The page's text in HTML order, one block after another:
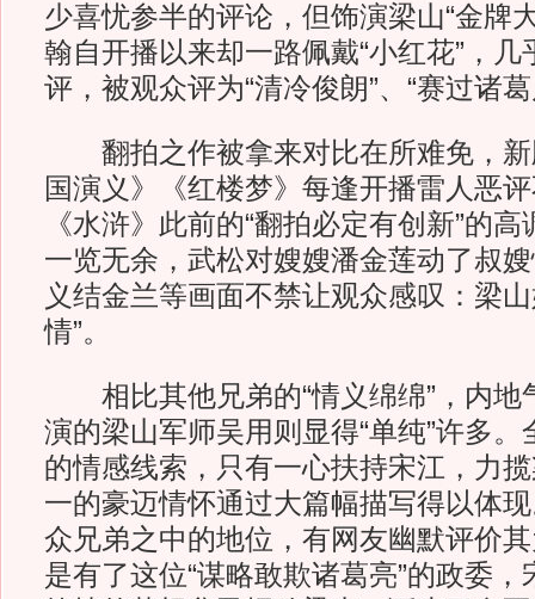
少喜忧参半的评论，但饰演梁山“金牌
翰自开播以来却一路佩戴“小红花”，
评，被观众评为“清冷俊朗”、“赛过诸
翻拍之作被拿来对比在所难免，新
国演义》《红楼梦》每逢开播雷人恶
《水浒》此前的“翻拍必定有创新”的
一览无余，武松对嫂嫂潘金莲动了叔
义结金兰等画面不禁让观众感叹：梁
情”。
相比其他兄弟的“情义绵绵”，内地
演的梁山军师吴用则显得“单纯”许多
的情感线索，只有一心扶持宋江，力
一的豪迈情怀通过大篇幅描写得以体
众兄弟之中的地位，有网友幽默评价其
是有了这位“谋略敢欺诸葛亮”的政委